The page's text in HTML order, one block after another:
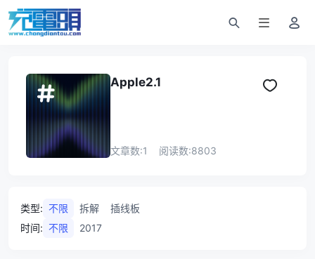
Apple2.1
文章数:1 阅读数:8803
类型: 不限 拆解
插线板
时间: 不限 2017